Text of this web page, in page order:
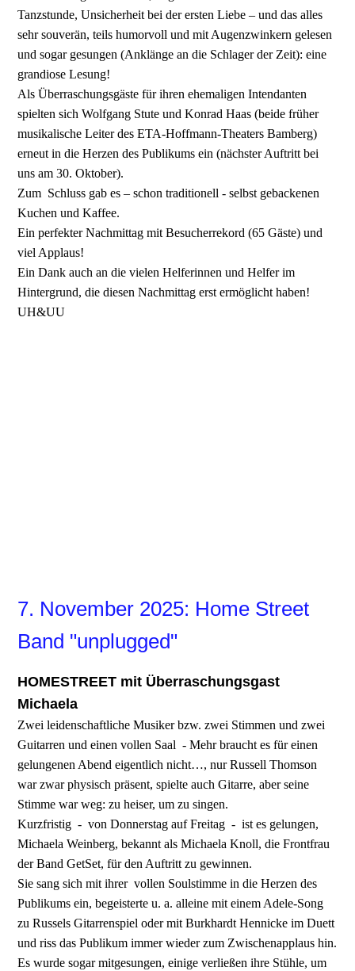
Tanzstunde, Unsicherheit bei der ersten Liebe – und das alles
sehr souverän, teils humorvoll und mit Augenzwinkern gelesen
und sogar gesungen (Anklänge an die Schlager der Zeit): eine
grandiose Lesung!
Als Überraschungsgäste für ihren ehemaligen Intendanten
spielten sich Wolfgang Stute und Konrad Haas (beide früher
musikalische Leiter des ETA-Hoffmann-Theaters Bamberg)
erneut in die Herzen des Publikums ein (nächster Auftritt bei
uns am 30. Oktober).
Zum Schluss gab es – schon traditionell - selbst gebackenen
Kuchen und Kaffee.
Ein perfekter Nachmittag mit Besucherrekord (65 Gäste) und
viel Applaus!
Ein Dank auch an die vielen Helferinnen und Helfer im
Hintergrund, die diesen Nachmittag erst ermöglicht haben!
UH&UU
7. November 2025: Home Street
Band "unplugged"
HOMESTREET mit Überraschungsgast
Michaela
Zwei leidenschaftliche Musiker bzw. zwei Stimmen und zwei
Guitarren und einen vollen Saal - Mehr braucht es für einen
gelungenen Abend eigentlich nicht…, nur Russell Thomson
war zwar physisch präsent, spielte auch Gitarre, aber seine
Stimme war weg: zu heiser, um zu singen.
Kurzfristig - von Donnerstag auf Freitag - ist es gelungen,
Michaela Weinberg, bekannt als Michaela Knoll, die Frontfrau
der Band GetSet, für den Auftritt zu gewinnen.
Sie sang sich mit ihrer vollen Soulstimme in die Herzen des
Publikums ein, begeisterte u. a. alleine mit einem Adele-Song
zu Russels Gitarrenspiel oder mit Burkhardt Hennicke im Duett
und riss das Publikum immer wieder zum Zwischenapplaus hin.
Es wurde sogar mitgesungen, einige verließen ihre Stühle, um